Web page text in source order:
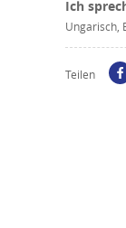
Ich
Ungarisch,
Teilen